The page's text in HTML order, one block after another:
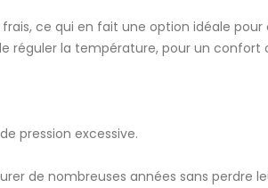
ce qui en fait une option idéale
réguler la température, pour un
pression excessive.
de nombreuses années sans perdre